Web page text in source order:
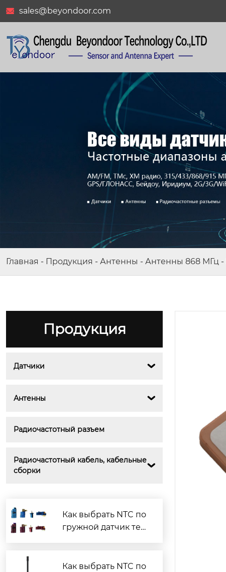
 sales@beyondoor.com
Главная - Продукция - Антенны - Антенны 868 МГц -
Продукция
Датчики 
Антенны 
Радиочастотный разъем
Радиочастотный кабель, кабельные
сборки

Как выбрать NTC по
гружной датчик тем
Как выбрать NTC по
BY-433-04